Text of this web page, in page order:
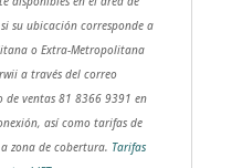
su ubicación corresponde a
o Extra-Metropolitana
a través del correo
de ventas 81 8366 9391 en
así como tarifas de
zona de cobertura. Tarifas